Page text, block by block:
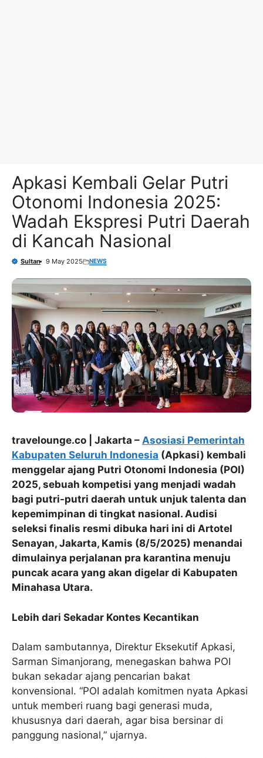
Apkasi Kembali Gelar Putri
Otonomi Indonesia 2025:
Wadah Ekspresi Putri Daerah
di Kancah Nasional
Sultan 9 May 2025 NEWS
travelounge.co | Jakarta – Asosiasi Pemerintah
Kabupaten Seluruh Indonesia (Apkasi) kembali
menggelar ajang Putri Otonomi Indonesia (POI)
2025, sebuah kompetisi yang menjadi wadah
bagi putri-putri daerah untuk unjuk talenta dan
kepemimpinan di tingkat nasional. Audisi
seleksi finalis resmi dibuka hari ini di Artotel
Senayan, Jakarta, Kamis (8/5/2025) menandai
dimulainya perjalanan pra karantina menuju
puncak acara yang akan digelar di Kabupaten
Minahasa Utara.
Lebih dari Sekadar Kontes Kecantikan
Dalam sambutannya, Direktur Eksekutif Apkasi,
Sarman Simanjorang, menegaskan bahwa POI
bukan sekadar ajang pencarian bakat
konvensional. “POI adalah komitmen nyata Apkasi
untuk memberi ruang bagi generasi muda,
khususnya dari daerah, agar bisa bersinar di
panggung nasional,” ujarnya.